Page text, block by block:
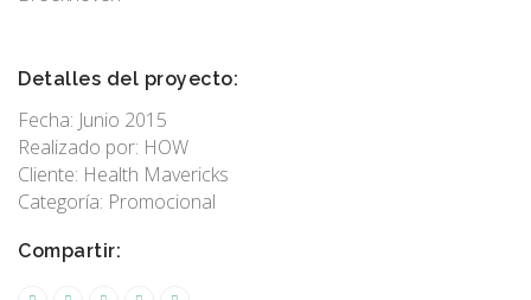
Detalles del proyecto:
Fecha: Junio 2015
Realizado por: HOW
Cliente: Health Mavericks
Categoría: Promocional
Compartir: